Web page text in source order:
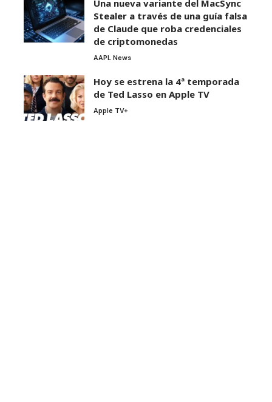
Una nueva variante del MacSync
Stealer a través de una guía falsa
de Claude que roba credenciales
de criptomonedas
AAPL News
Hoy se estrena la 4ª temporada
de Ted Lasso en Apple TV
Apple TV+